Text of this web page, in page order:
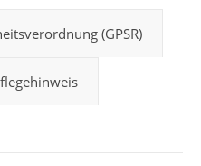
(GPSR)